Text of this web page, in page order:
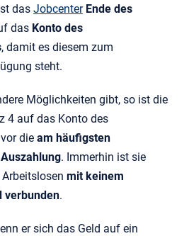
das Jobcenter Ende des
das Konto des
, damit es diesem zum
steht.
Möglichkeiten gibt, so ist die
4 auf das Konto des
die am häufigsten
. Immerhin ist sie
mit keinem
verbunden.
er sich das Geld auf ein